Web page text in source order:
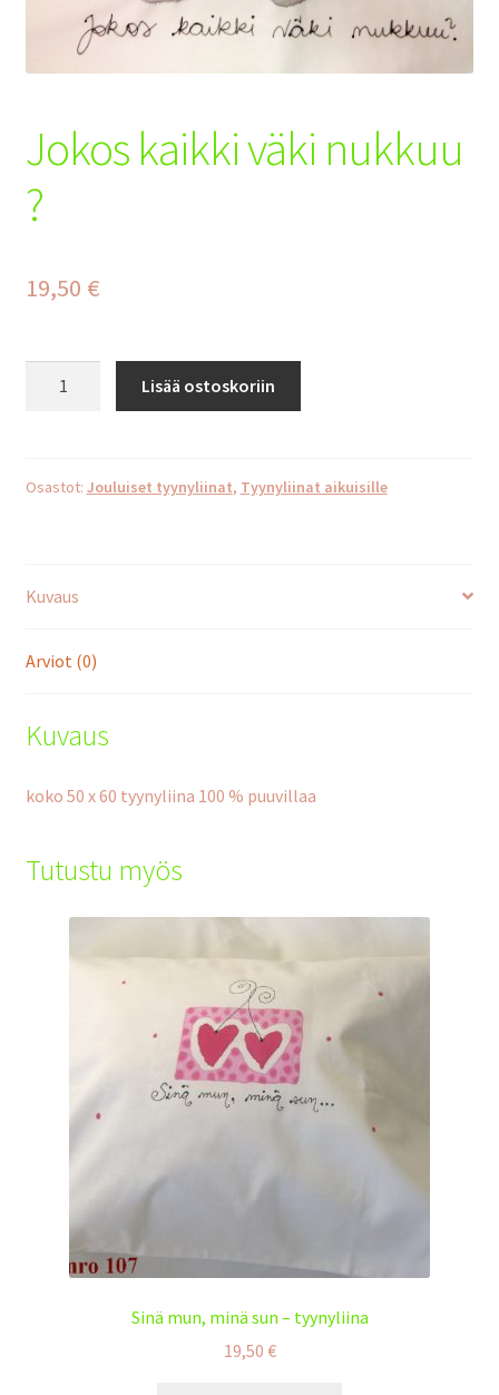
Tilaus- ja toimitusehdot
Yhteystiedot
Maksuehdot
Jokos kaikki väki nukkuu
?
19,50 €
?
Lisää ostoskoriin
Osastot: Jouluiset tyynyliinat, Tyynyliinat aikuisille
Kuvaus
Arviot (0)
Kuvaus
koko 50 x 60 tyynyliina 100 % puuvillaa
Tutustu myös
Sinä mun, minä sun – tyynyliina
19,50 €